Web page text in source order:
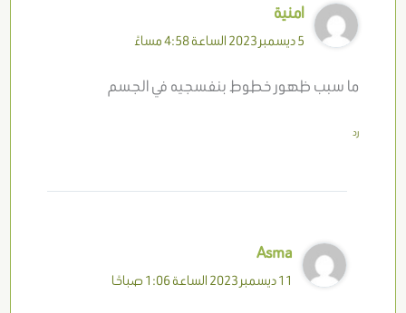
امنية
5 ديسمبر 2023 الساعة 4:58 مساءً
ما سبب ظهور خطوط بنفسجيه في الجسم
رد
Asma
11 ديسمبر 2023 الساعة 1:06 صباحًا